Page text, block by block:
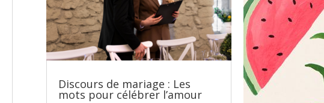
Discours de mariage : Les
mots pour célébrer l’amour